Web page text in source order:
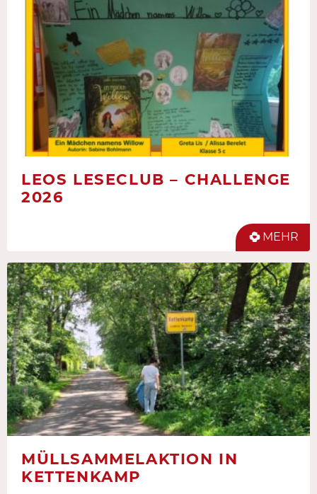
LEOS LESECLUB – CHALLENGE
2026
MEHR
MÜLLSAMMELAKTION IN
KETTENKAMP